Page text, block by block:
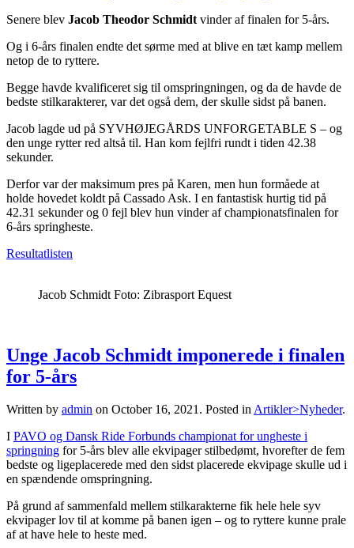
Senere blev Jacob Theodor Schmidt vinder af finalen for 5-års.
Og i 6-års finalen endte det sørme med at blive en tæt kamp mellem
netop de to ryttere.
Begge havde kvalificeret sig til omspringningen, og da de havde de
bedste stilkarakterer, var det også dem, der skulle sidst på banen.
Jacob lagde ud på SYVHØJEGÅRDS UNFORGETABLE S – og
den unge rytter red altså til. Han kom fejlfri rundt i tiden 42.38
sekunder.
Derfor var der maksimum pres på Karen, men hun formåede at
holde hovedet koldt på Cassado Ask. I en fantastisk hurtig tid på
42.31 sekunder og 0 fejl blev hun vinder af championatsfinalen for
6-års springheste.
Resultatlisten
Jacob Schmidt Foto: Zibrasport Equest
Unge Jacob Schmidt imponerede i finalen
for 5-års
Written by admin on October 16, 2021. Posted inArtikler>Nyheder.
I PAVO og Dansk Ride Forbunds championat for ungheste i
springning for 5-års blev alle ekvipager stilbedømt, hvorefter de fem
bedste og ligeplacerede med den sidst placerede ekvipage skulle ud i
en spændende omspringning.
På grund af sammenfald mellem stilkarakterne fik hele hele syv
ekvipager lov til at komme på banen igen – og to ryttere kunne prale
af at have hele to heste med.